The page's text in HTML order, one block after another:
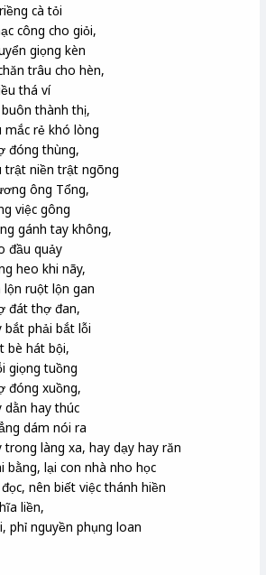
cà tỏi
công cho giỏi,
giọng kèn
trâu cho hèn,
thá ví
thành thị,
mắc rẻ khó lòng
đóng thùng,
trật niền trật ngõng
ông Tổng,
việc gông
gánh tay không,
đầu quảy
heo khi nãy,
ruột lộn gan
đát thợ đan,
bắt phải bắt lỗi
bè hát bội,
giọng tuồng
đóng xuồng,
dằn hay thúc
dám nói ra
làng xa, hay dạy hay răn
bằng, lại con nhà nho học
nên biết việc thánh hiền
liền,
phỉ nguyền phụng loan